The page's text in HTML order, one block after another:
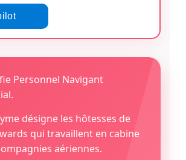
Personnel Navigant
désigne les hôtesses de
qui travaillent en cabine
aériennes.